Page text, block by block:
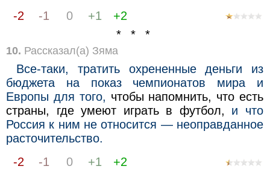
-2
-1 0 +1
+2
* * *
10. Рассказал(а) Зяма
Все-таки, тратить охрененные деньги из
бюджета на показ чемпионатов мира и
Европы для того, чтобы напомнить, что есть
страны, где умеют играть в футбол, и что
Россия к ним не относится — неоправданное
расточительство.
-2
-1 0 +1
+2